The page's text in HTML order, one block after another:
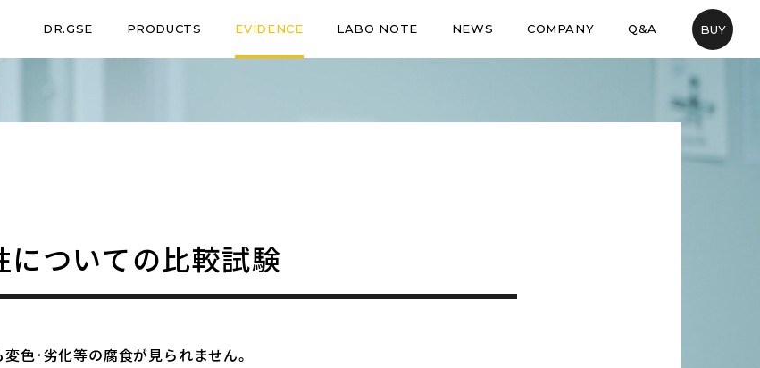
DR.GSE PRODUCTS EVIDENCE LABO NOTE NEWS COMPANY Q&A BUY
ついての比較試験
色·劣化等の腐食が見られません。